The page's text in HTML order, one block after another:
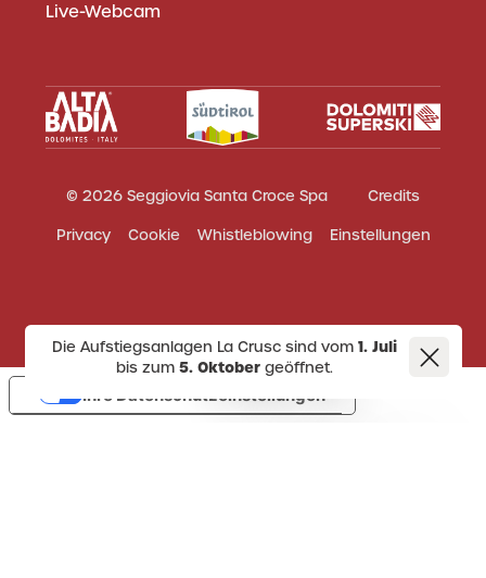
Die Aufstiegsanlagen La Crusc sind vom 1. Juli
bis zum5. Oktober geöffnet.
Live-Webcam
© 2026 Seggiovia Santa Croce Spa
Credits
Privacy
Cookie Whistleblowing Einstellungen
Ihre Datenschutzeinstellungen